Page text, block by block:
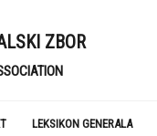
ZBOR
LEKSIKON GENERALA